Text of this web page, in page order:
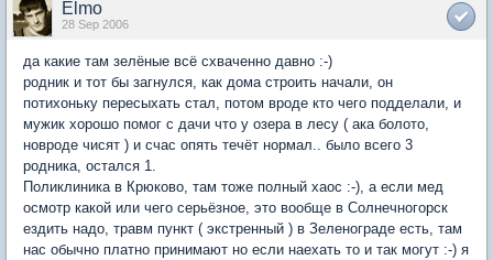
Elmo
28 Sep 2006
да какие там зелёные всё схваченно давно :-)
родник и тот бы загнулся, как дома строить начали, он
потихоньку пересыхать стал, потом вроде кто чего подделали, и
мужик хорошо помог с дачи что у озера в лесу ( ака болото,
новроде чисят ) и счас опять течёт нормал.. было всего 3
родника, остался 1.
Поликлиника в Крюково, там тоже полный хаос :-), а если мед
осмотр какой или чего серьёзное, это вообще в Солнечногорск
ездить надо, травм пункт ( экстренный ) в Зеленограде есть, там
нас обычно платно принимают но если наехать то и так могут :-) я